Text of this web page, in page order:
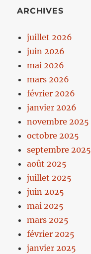
ARCHIVES
juillet 2026
juin 2026
mai 2026
mars 2026
février 2026
janvier 2026
novembre 2025
octobre 2025
septembre 2025
août 2025
juillet 2025
juin 2025
mai 2025
mars 2025
février 2025
janvier 2025